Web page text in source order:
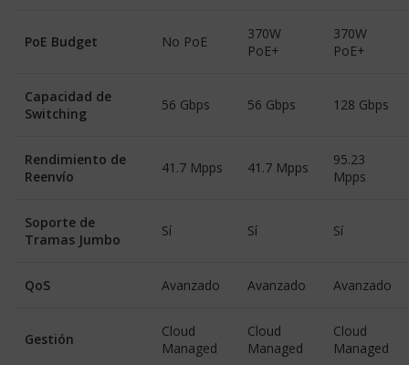
PoE Budget No PoE
370W
PoE+
370W
PoE+
Capacidad de
Switching
56 Gbps 56 Gbps 128 Gbps
Rendimiento de
Reenvío
41.7 Mpps 41.7 Mpps
95.23
Mpps
Soporte de
Tramas Jumbo
Sí Sí Sí
QoS Avanzado Avanzado Avanzado
Gestión
Cloud
Managed
Cloud
Managed
Cloud
Managed